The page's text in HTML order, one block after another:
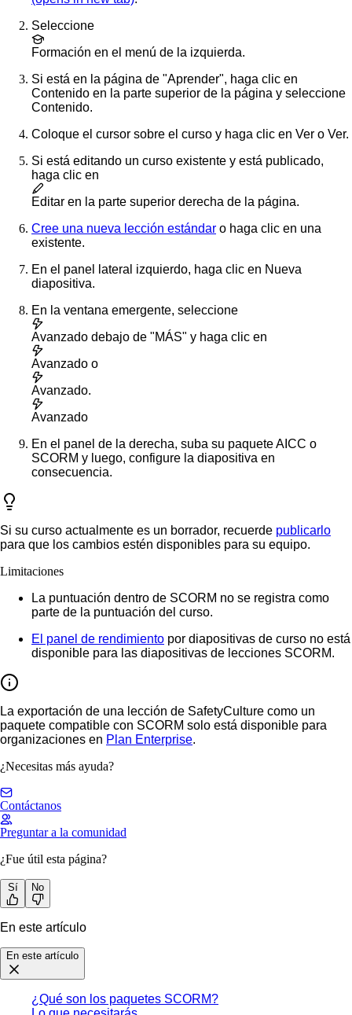
Seleccione
Formación en el menú de la izquierda.
Si está en la página de "Aprender", haga clic en
Contenido en la parte superior de la página y seleccione
Contenido.
Coloque el cursor sobre el curso y haga clic en Ver o Ver.
Si está editando un curso existente y está publicado,
haga clic en
Editar en la parte superior derecha de la página.
Cree una nueva lección estándar o haga clic en una
existente.
En el panel lateral izquierdo, haga clic en Nueva
diapositiva.
En la ventana emergente, seleccione
Avanzado debajo de "MÁS" y haga clic en
Avanzado o
Avanzado.
Avanzado
En el panel de la derecha, suba su paquete AICC o
SCORM y luego, configure la diapositiva en
consecuencia.
Si su curso actualmente es un borrador, recuerde publicarlo
para que los cambios estén disponibles para su equipo.
Limitaciones
La puntuación dentro de SCORM no se registra como
parte de la puntuación del curso.
El panel de rendimiento por diapositivas de curso no está
disponible para las diapositivas de lecciones SCORM.
La exportación de una lección de SafetyCulture como un
paquete compatible con SCORM solo está disponible para
organizaciones en Plan Enterprise.
¿Necesitas más ayuda?
Contáctanos
Preguntar a la comunidad
¿Fue útil esta página?
Sí No
En este artículo
En este artículo
¿Qué son los paquetes SCORM?